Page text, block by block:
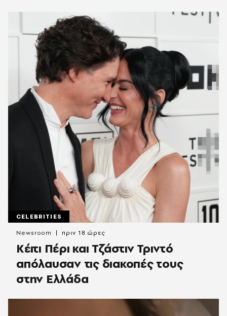
CELEBRITIES
Κέιτι Πέρι και Τζάστιν Τριντό
απόλαυσαν τις διακοπές τους
στην Ελλάδα
Newsroom πριν 18 ώρες